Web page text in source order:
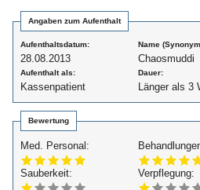
Angaben zum Aufenthalt
Aufenthaltsdatum:
28.08.2013
Name
Chaosmuddi
Aufenthalt als:
Kassenpatient
Dauer:
Länger als 3
Bewertung
Med. Personal:
Sauberkeit: Verpflegung: